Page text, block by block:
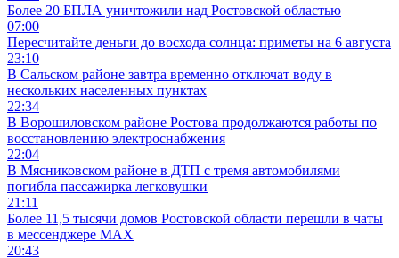
Более 20 БПЛА уничтожили над Ростовской областью
07:00
Пересчитайте деньги до восхода солнца: приметы на 6 августа
23:10
В Сальском районе завтра временно отключат воду в
нескольких населенных пунктах
22:34
В Ворошиловском районе Ростова продолжаются работы по
восстановлению электроснабжения
22:04
В Мясниковском районе в ДТП с тремя автомобилями
погибла пассажирка легковушки
21:11
Более 11,5 тысячи домов Ростовской области перешли в чаты
в мессенджере MAX
20:43